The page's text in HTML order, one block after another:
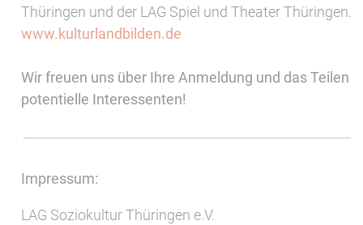
Thüringen und der LAG Spiel und Theater Thüringen.
www.kulturlandbilden.de
Wir freuen uns über Ihre Anmeldung und das Teilen
potentielle Interessenten!
Impressum:
LAG Soziokultur Thüringen e.V.